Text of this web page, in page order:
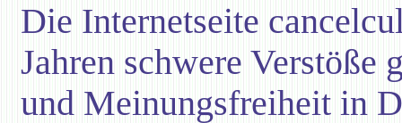
Die Internetseite
Jahren schwere Verstöße
und Meinungsfreiheit in